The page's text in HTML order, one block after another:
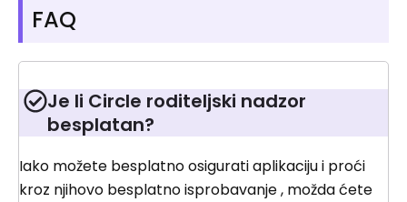
FAQ
Je li Circle roditeljski nadzor
besplatan?
Iako možete besplatno osigurati aplikaciju i proći
kroz njihovo besplatno isprobavanje , možda ćete